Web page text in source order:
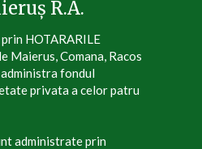
R.A.
HOTARARILE
Maierus, Comana, Racos
fondul
privata a celor patru
administrate prin